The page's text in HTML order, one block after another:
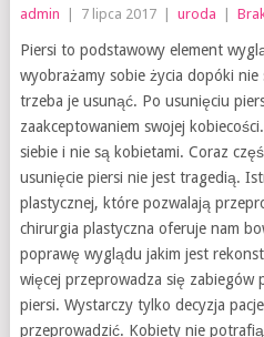
admin 7 lipca 2017 uroda
Piersi to podstawowy element
wyobrażamy sobie życia dopóki
trzeba je usunąć. Po usunięciu
zaakceptowaniem swojej
siebie i nie są kobietami. Coraz
usunięcie piersi nie jest tragedią.
plastycznej, które pozwalają
chirurgia plastyczna oferuje nam
poprawę wyglądu jakim jest
więcej przeprowadza się zabiegów
piersi. Wystarczy tylko decyzja
przeprowadzić. Kobiety nie